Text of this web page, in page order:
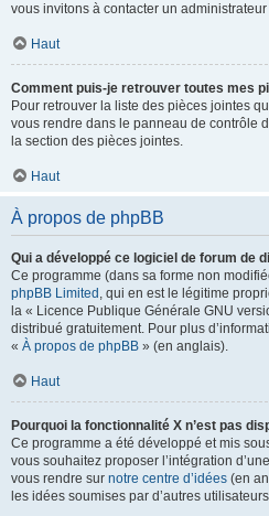
vous invitons à contacter un
Haut
Comment puis-je retrouver toutes mes
Pour retrouver la liste des pièces jointes
vous rendre dans le panneau de contrôle
la section des pièces jointes.
Haut
À propos de phpBB
Qui a développé ce logiciel de forum de
Ce programme (dans sa forme non
phpBB Limited , qui en est le légitime
la « Licence Publique Générale GNU
distribué gratuitement. Pour plus
« À propos de phpBB » (en anglais).
Haut
Pourquoi la fonctionnalité X n’est pas
Ce programme a été développé et mis
vous souhaitez proposer l’intégration
vous rendre sur notre centre d’idées (en
les idées soumises par d’autres